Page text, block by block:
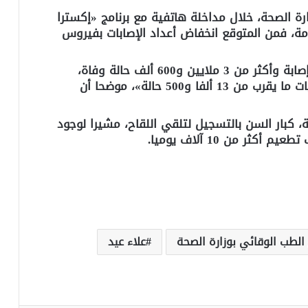
الصحة، خلال مداخلة هاتفية مع برنامج «إكسترا
فمن المتوقع انخفاض أعداد الإصابات بفيروس
وأضاف: «الإصابات العالمية وصلت 160 مليون إصابة وأكثر من 3 ملايين و600 ألف حالة وفاة،
والزيادات متوسط 750 ألف إصابة يوميًا والوفيات ما يقرب من 13 ألفا و500 حالة»، موضحا أن
السن بالتسجيل لتلقي اللقاح، مشيرا لوجود
الوقائي بوزارة الصحة
علاء عيد